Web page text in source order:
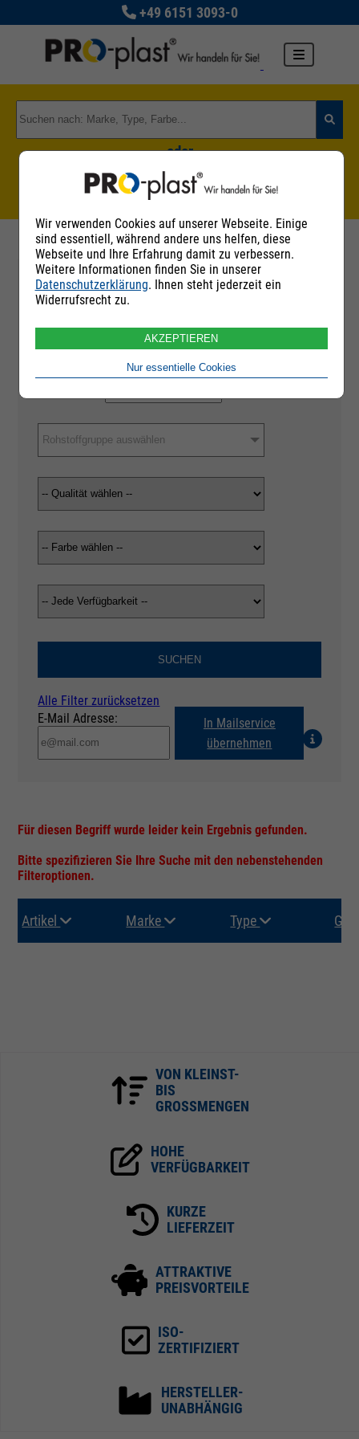
+49 6151 3093-0
oder
Zu den Rohstoffgruppen
Filter
Rohstoffgruppe auswählen
SUCHEN
Alle Filter zurücksetzen
E-Mail Adresse:
In Mailservice
übernehmen
Für diesen Begriff wurde leider kein Ergebnis gefunden.
Bitte spezifizieren Sie Ihre Suche mit den nebenstehenden
Filteroptionen.
Artikel Marke Type
VON KLEINST-
BIS
GROSSMENGEN
HOHE
VERFÜGBARKEIT
KURZE
LIEFERZEIT
ATTRAKTIVE
PREISVORTEILE
ISO-
ZERTIFIZIERT
HERSTELLER-
UNABHÄNGIG
Wir verwenden Cookies auf unserer Webseite. Einige
sind essentiell, während andere uns helfen, diese
Webseite und Ihre Erfahrung damit zu verbessern.
Weitere Informationen finden Sie in unserer
Datenschutzerklärung. Ihnen steht jederzeit ein
Widerrufsrecht zu.
AKZEPTIEREN
Nur essentielle Cookies